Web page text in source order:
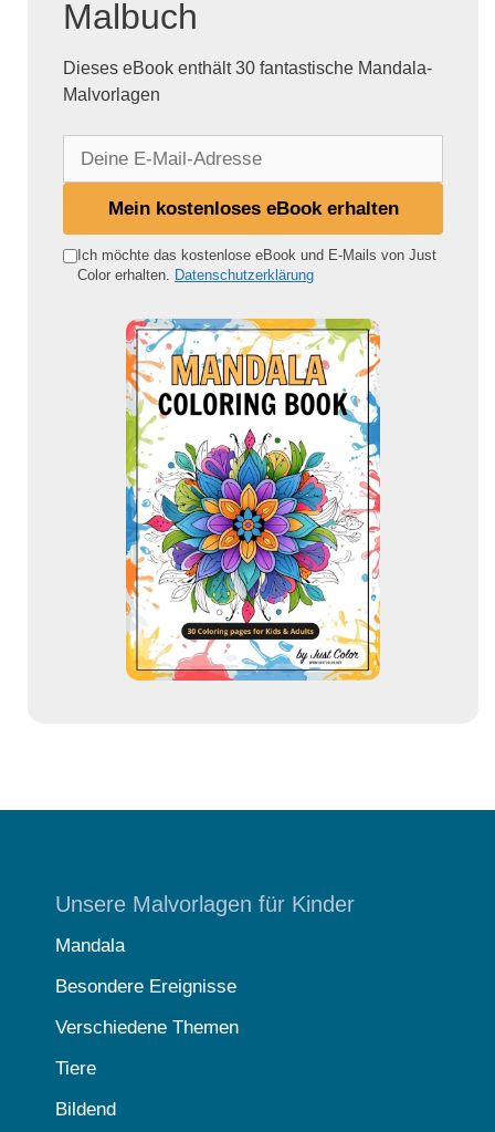
Malbuch
Dieses eBook enthält 30 fantastische Mandala-
Malvorlagen
e
Mein kostenloses eBook erhalten
Ich möchte das kostenlose eBook und E-Mails von Just
Color erhalten. Datenschutzerklärung
Unsere Malvorlagen für Kinder
Mandala
Besondere Ereignisse
Verschiedene Themen
Tiere
Bildend